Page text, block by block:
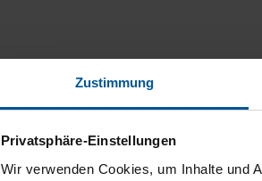
Zustimmung
Privatsphäre-Einstellungen
Wir verwenden Cookies, um Inhalte und